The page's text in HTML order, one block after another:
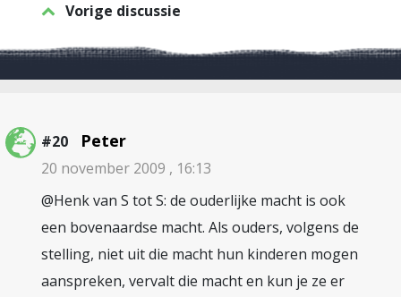
Vorige discussie
#20 Peter
20 november 2009 , 16:13
@Henk van S tot S: de ouderlijke macht is ook
een bovenaardse macht. Als ouders, volgens de
stelling, niet uit die macht hun kinderen mogen
aanspreken, vervalt die macht en kun je ze er